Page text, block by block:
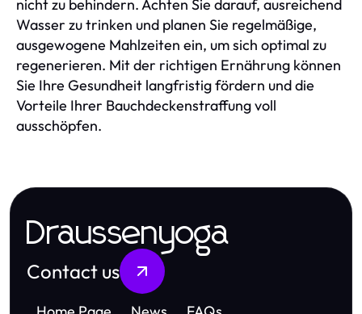
nicht zu behindern. Achten Sie darauf, ausreichend
Wasser zu trinken und planen Sie regelmäßige,
ausgewogene Mahlzeiten ein, um sich optimal zu
regenerieren. Mit der richtigen Ernährung können
Sie Ihre Gesundheit langfristig fördern und die
Vorteile Ihrer Bauchdeckenstraffung voll
ausschöpfen.
Draussenyoga
Contact us